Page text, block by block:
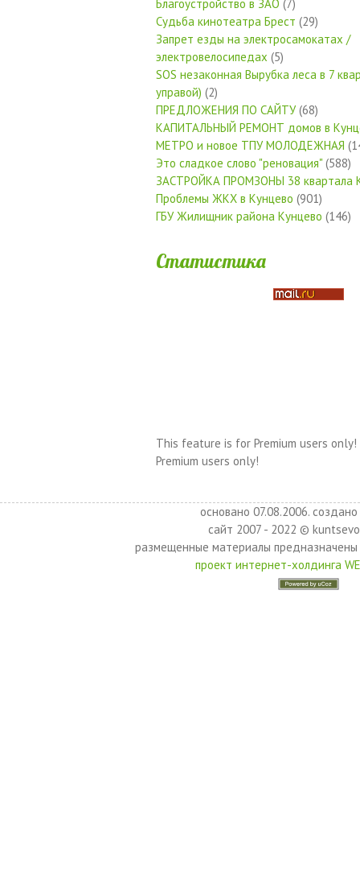
Благоустройство в ЗАО (7)
Судьба кинотеатра Брест (29)
Запрет езды на электросамокатах /
электровелосипедах (5)
SOS незаконная Вырубка леса в 7
управой) (2)
ПРЕДЛОЖЕНИЯ ПО САЙТУ(68)
КАПИТАЛЬНЫЙ РЕМОНТ домов в
МЕТРО и новое ТПУ МОЛОДЕЖНАЯ
Это сладкое слово "реновация" (588)
ЗАСТРОЙКА ПРОМЗОНЫ 38 квартала
Проблемы ЖКХ в Кунцево (901)
ГБУ Жилищник района Кунцево (146)
Статистика
This feature is for Premium users only!
Premium users only!
основано 07.08.2006.
сайт 2007 - 2022 ©
размещенные материалы
проект интернет-холдинга